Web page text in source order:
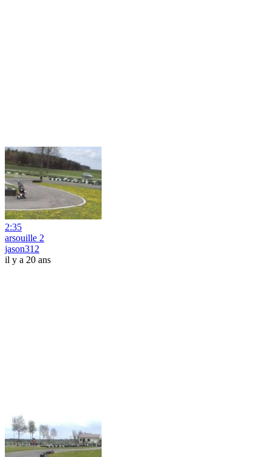
2:35
arsouille 2
jason312
il y a 20 ans